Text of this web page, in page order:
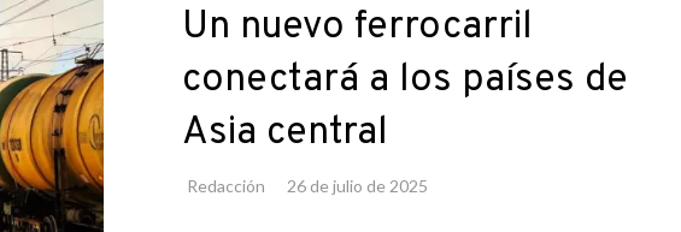
Un nuevo ferrocarril
conectará a los países de
Asia central
Redacción 26 de julio de 2025